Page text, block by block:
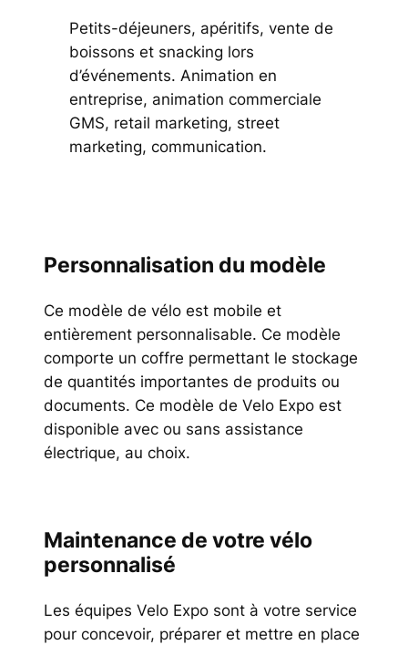
Petits-déjeuners, apéritifs, vente de
boissons et snacking lors
d’événements. Animation en
entreprise, animation commerciale
GMS, retail marketing, street
marketing, communication.
Personnalisation du modèle
Ce modèle de vélo est mobile et
entièrement personnalisable. Ce modèle
comporte un coffre permettant le stockage
de quantités importantes de produits ou
documents. Ce modèle de Velo Expo est
disponible avec ou sans assistance
électrique, au choix.
Maintenance de votre vélo
personnalisé
Les équipes Velo Expo sont à votre service
pour concevoir, préparer et mettre en place